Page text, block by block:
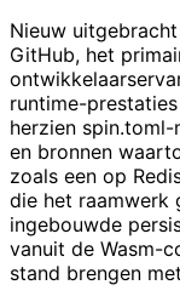
Nieuw
GitHub, het
runtime-
herzien
en bronnen
zoals een op
die het raamwerk
ingebouwde
vanuit de Wasm-
stand brengen